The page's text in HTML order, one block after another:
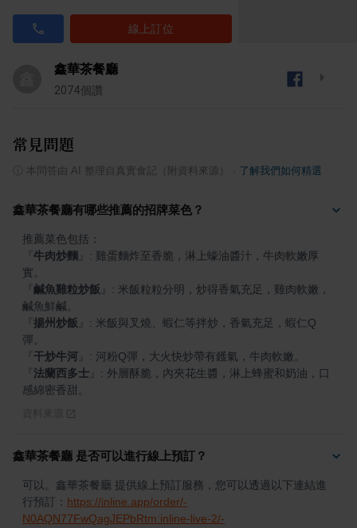
線上訂位
鑫華茶餐廳
2074個讚
常見問題
本問答由 AI 整理自真實食記（附資料來源） 了解我們如何精選
鑫華茶餐廳有哪些推薦的招牌菜色？
牛肉炒麵
: 雞蛋麵炸至香脆，淋上蠔油醬汁，牛肉軟嫩厚
鹹魚雞粒炒飯
: 米飯粒粒分明，炒得香氣充足，雞肉軟嫩，
揚州炒飯
: 米飯與叉燒、蝦仁等拌炒，香氣充足，蝦仁Q
干炒牛河
法蘭西多士
: 外層酥脆，內夾花生醬，淋上蜂蜜和奶油，口
感綿密香甜。
鑫華茶餐廳 是否可以進行線上預訂？
可以。鑫華茶餐廳 提供線上預訂服務，您可以透過以下連結進
行預訂： https://inline.app/order/-
N0AQN77FwQagJEPbRtm:inline-live-2/-